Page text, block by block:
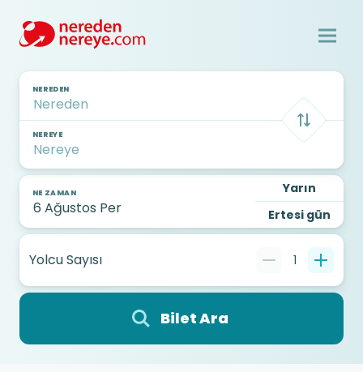
NEREDEN
NEREYE
NE ZAMAN
Yarın
Ertesi gün
Yolcu Sayısı 1
Bilet Ara